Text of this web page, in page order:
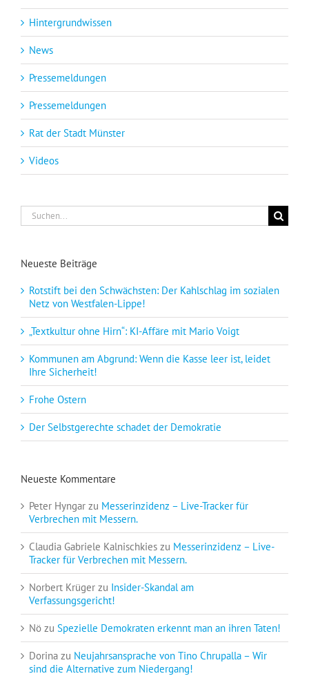
Hintergrundwissen
News
Pressemeldungen
Pressemeldungen
Rat der Stadt Münster
Videos
Suche
nach:
Neueste Beiträge
Rotstift bei den Schwächsten: Der Kahlschlag im sozialen
Netz von Westfalen-Lippe!
„Textkultur ohne Hirn“: KI-Affäre mit Mario Voigt
Kommunen am Abgrund: Wenn die Kasse leer ist, leidet
Ihre Sicherheit!
Frohe Ostern
Der Selbstgerechte schadet der Demokratie
Neueste Kommentare
Peter Hyngar zu Messerinzidenz – Live-Tracker für
Verbrechen mit Messern.
Claudia Gabriele Kalnischkies zu Messerinzidenz – Live-
Tracker für Verbrechen mit Messern.
Norbert Krüger zu Insider-Skandal am
Verfassungsgericht!
Nö zu Spezielle Demokraten erkennt man an ihren Taten!
Dorina zu Neujahrsansprache von Tino Chrupalla – Wir
sind die Alternative zum Niedergang!